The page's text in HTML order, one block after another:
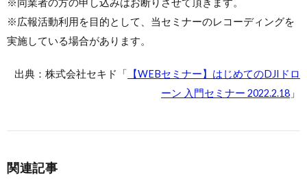
※広報活動利用を目的として、当セミナーのレコーディングを
実施している場合があります。
出典：株式会社セキド「 【WEBセミナー】はじめてのDJIドロ
ーン 入門セミナー 2022.2.18 」
関連記事